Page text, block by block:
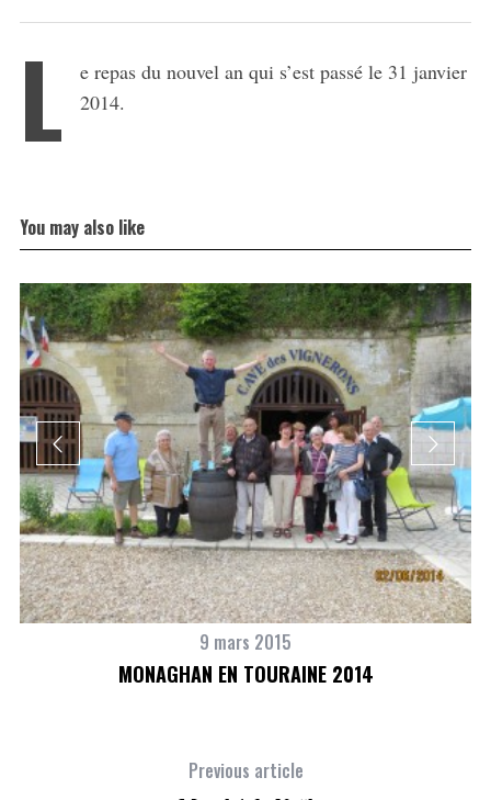
L
e repas du nouvel an qui s’est passé le 31 janvier
2014.
You may also like
9 mars 2015
MONAGHAN EN TOURAINE 2014
Previous article